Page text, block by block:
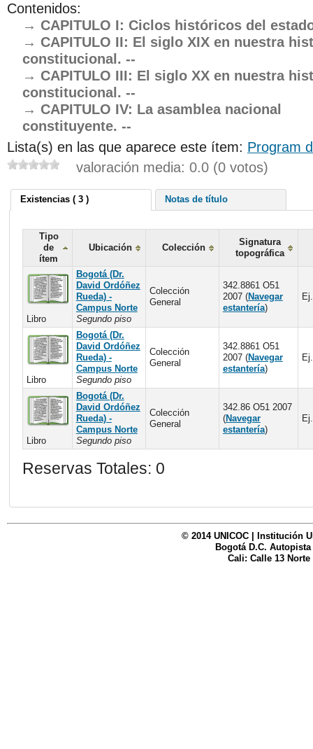
Contenidos:
CAPITULO I: Ciclos históricos del
CAPITULO II: El siglo XIX en nuestra
constitucional. --
CAPITULO III: El siglo XX en nuestra
constitucional. --
CAPITULO IV: La asamblea nacional
constituyente. --
Lista(s) en las que aparece este ítem: Program
valoración media: 0.0 (0 votos)
Existencias ( 3 ) Notas de título
Tipo
de
ítem
Ubicación Colección
Signatura
topográfica
Libro
Bogotá (Dr.
David Ordóñez
Rueda) -
Campus Norte
Segundo piso
Colección
General
342.8861 O51
2007 (Navegar
estantería)
Libro
Bogotá (Dr.
David Ordóñez
Rueda) -
Campus Norte
Segundo piso
Colección
General
342.8861 O51
2007 (Navegar
estantería)
Libro
Bogotá (Dr.
David Ordóñez
Rueda) -
Campus Norte
Segundo piso
Colección
General
342.86 O51 2007
(Navegar
estantería)
Reservas Totales: 0
© 2014 UNICOC | Institución
Bogotá D.C. Autopista
Cali: Calle 13 Norte